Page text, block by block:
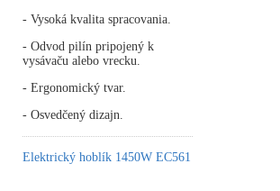
- Vysoká kvalita spracovania.
- Odvod pilín pripojený k
vysávaču alebo vrecku.
- Ergonomický tvar.
- Osvedčený dizajn.
Elektrický hoblík 1450W EC561